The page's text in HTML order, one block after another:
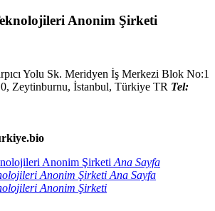
Anonim Şirketi
Yolu Sk. Meridyen İş Merkezi Blok No:1
, Zeytinburnu, İstanbul, Türkiye TR Tel:
Ana Sayfa
Ana Sayfa